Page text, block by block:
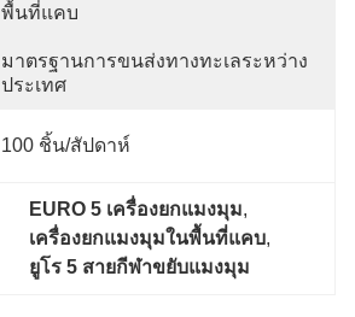
พื้นที่แคบ
มาตรฐานการขนส่งทางทะเลระหว่าง
ประเทศ
100 ชิ้น/สัปดาห์
EURO 5 เครื่องยกแมงมุม,
เครื่องยกแมงมุมในพื้นที่แคบ,
ยูโร 5 สายกีฬาขยับแมงมุม